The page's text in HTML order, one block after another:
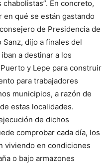
En concreto,
en qué se están gastando
de Presidencia de
Sanz, dijo a finales del
a destinar a los
y Lepe para construir
para trabajadores
municipios, a razón de
estas localidades.
de dichos
comprobar cada día, los
viviendo en condiciones
o bajo armazones